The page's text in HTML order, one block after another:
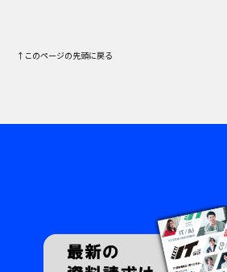
↑このページの先頭に戻る